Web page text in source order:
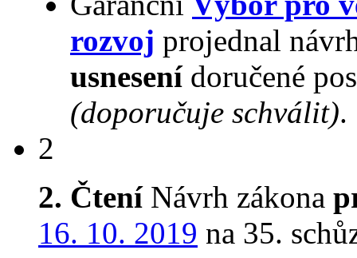
rozvoj projednal
usnesenídoručené
(doporučuje schválit).
2
2. ČteníNávrh zákona
16. 10. 2019 na 35.